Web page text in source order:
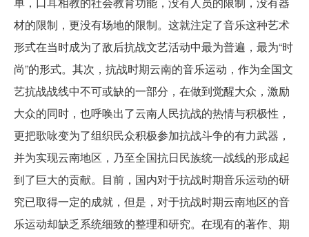
材的限制，更没有场地的限制。这就注定了音乐这种艺术
形式在当时成为了敌后抗战文艺活动中最为普遍，最为“时
尚”的形式。其次，抗战时期云南的音乐运动，作为全国文
艺抗战战线中不可或缺的一部分，在做到觉醒大众，激励
大众的同时，也呼唤出了云南人民抗战的热情与积极性，
更把歌咏变为了组织民众积极参加抗战斗争的有力武器，
并为实现云南地区，乃至全国抗日民族统一战线的形成起
到了巨大的贡献。目前，国内对于抗战时期音乐运动的研
究已取得一定的成就，但是，对于抗战时期云南地区的音
乐运动却缺乏系统细致的整理和研究。在现有的著作、期